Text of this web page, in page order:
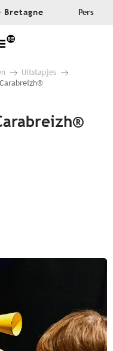
Bretagne Pers
Uitstapjes